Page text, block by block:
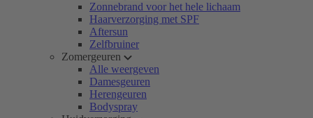
Zonnebrand voor het hele lichaam
Haarverzorging met SPF
Aftersun
Zelfbruiner
Zomergeuren
Alle weergeven
Damesgeuren
Herengeuren
Bodyspray